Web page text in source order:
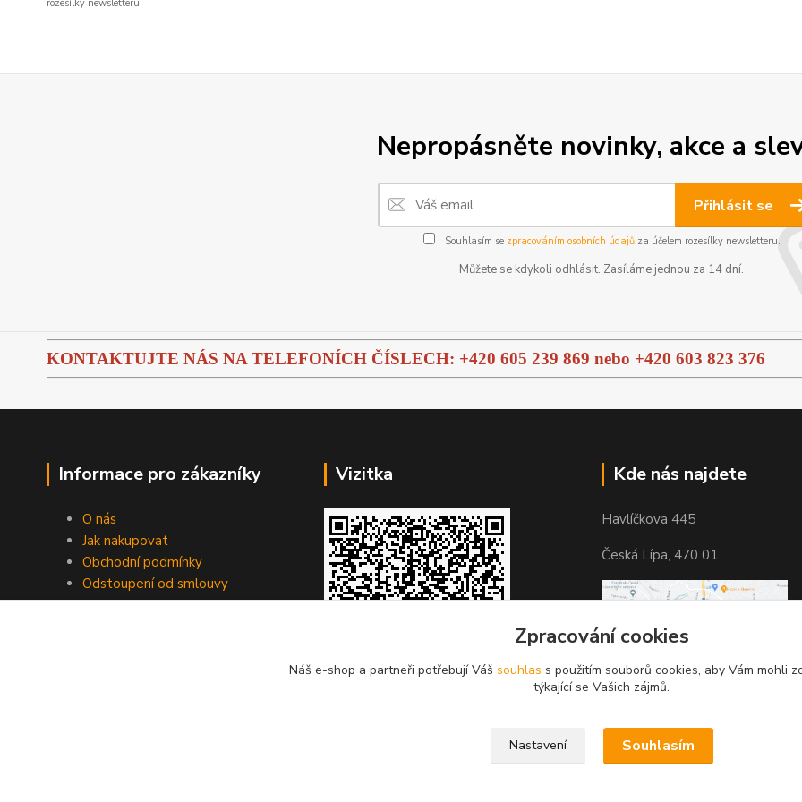
rozesílky newsletteru.
Nepropásněte novinky, akce a
Přihlásit se
Souhlasím se zpracováním osobních údajůza účelem rozesílky newsletteru.
Můžete se kdykoli odhlásit. Zasíláme jednou za 14 dní.
KONTAKTUJTE NÁS NA TELEFONÍCH ČÍSLECH: +420 605 239 869 nebo +420 603 823 376
Informace pro zákazníky
O nás
Jak nakupovat
Obchodní podmínky
Odstoupení od smlouvy
Fotogalerie
Vizitka Kde nás najdete
Havlíčkova 445
Česká Lípa, 470 01
Zpracování cookies
Náš e-shop a partneři potřebují Váš souhlas s použitím souborů cookies, aby Vám mohli
týkající se Vašich zájmů.
Nastavení Souhlasím